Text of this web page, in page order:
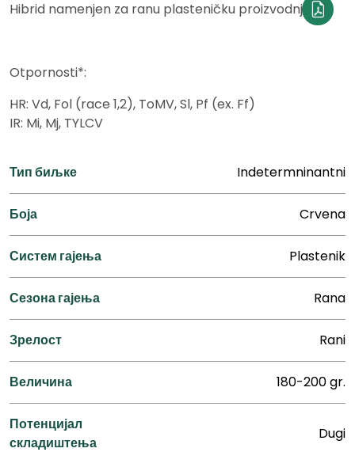
Hibrid namenjen za ranu plasteničku proizvodnju.
Otpornosti*:
HR: Vd, Fol (race 1,2), ToMV, Sl, Pf (ex. Ff)
IR: Mi, Mj, TYLCV
Тип биљке Indetermninantni
Боја Crvena
Систем гајења Plastenik
Сезона гајења Rana
Зрелост Rani
Величина 180-200 gr.
Потенцијал
складиштења
Dugi